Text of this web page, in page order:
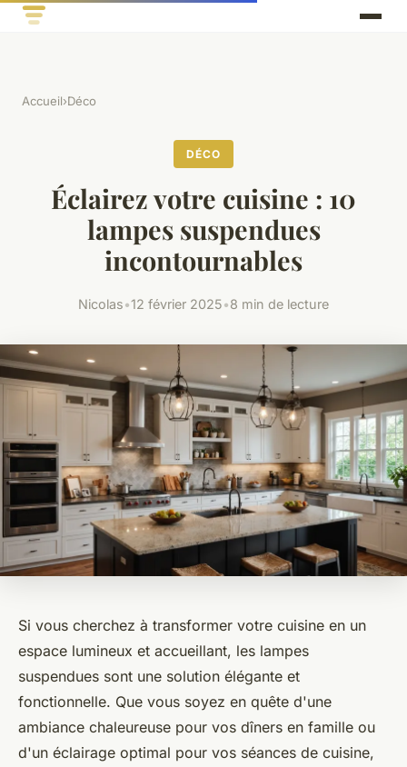
Accueil›Déco
DÉCO
Éclairez votre cuisine : 10
lampes suspendues
incontournables
Nicolas•12 février 2025•8 min de lecture
Si vous cherchez à transformer votre cuisine en un
espace lumineux et accueillant, les lampes
suspendues sont une solution élégante et
fonctionnelle. Que vous soyez en quête d'une
ambiance chaleureuse pour vos dîners en famille ou
d'un éclairage optimal pour vos séances de cuisine,